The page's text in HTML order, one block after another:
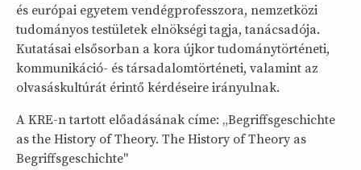
és európai egyetem vendégprofesszora, nemzetközi
tudományos testületek elnökségi tagja, tanácsadója.
Kutatásai elsősorban a kora újkor tudománytörténeti,
kommunikáció- és társadalomtörténeti, valamint az
olvasáskultúrát érintő kérdéseire irányulnak.
A KRE-n tartott előadásának címe: „Begriffsgeschichte
as the History of Theory. The History of Theory as
Begriffsgeschichte"